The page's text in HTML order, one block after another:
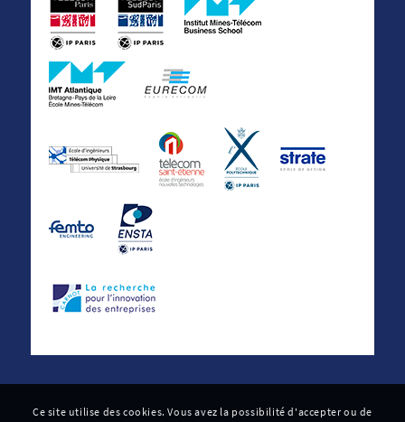
Ce site utilise des cookies. Vous avez la possibilité d'accepter ou de